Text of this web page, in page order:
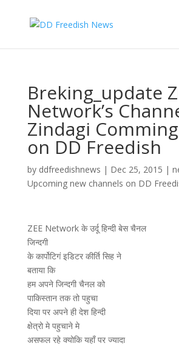
Breking_update
Network’s
Zindagi
on DD Freedish
by ddfreedishnews | Dec 25, 2015 |
Upcoming new channels on DD
ZEE Network के उर्दू हिन्दी बेस चैनल
जिन्दगी
के कार्पोटिगं इडिटर कीर्ति सिह ने
बताया कि
हम अपने जिन्दगी चैनल को
पाकिस्तान तक तो पहुचा
दिया पर अपने ही देश हिन्दी
क्षेत्रो मे पहुचाने मे
असफल रहे क्योकि यहाँ पर ज्यादा